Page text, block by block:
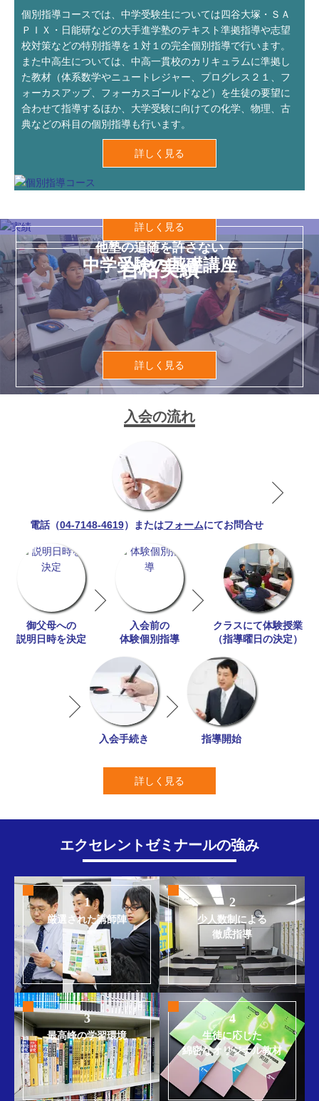
個別指導コースでは、中学受験生については四谷大塚・ＳＡ
ＰＩＸ・日能研などの大手進学塾のテキスト準拠指導や志望
校対策などの特別指導を１対１の完全個別指導で行います。
また中高生については、中高一貫校のカリキュラムに準拠し
た教材（体系数学やニュートレジャー、プログレス２１、フ
ォーカスアップ、フォーカスゴールドなど）を生徒の要望に
合わせて指導するほか、大学受験に向けての化学、物理、古
典などの科目の個別指導も行います。
詳しく見る
他塾の追随を許さない
合格実績
詳しく見る
中学受験の基礎講座
詳しく見る
入会の流れ
電話（04-7148-4619）またはフォームにてお問合せ
御父母への
説明日時を決定
入会前の
体験個別指導
クラスにて体験授業
（指導曜日の決定）
入会手続き 指導開始
詳しく見る
エクセレントゼミナールの強み
1
厳選された講師陣
2
少人数制による
徹底指導
3
最高峰の学習環境
4
生徒に応じた
綿密なオリジナル教材